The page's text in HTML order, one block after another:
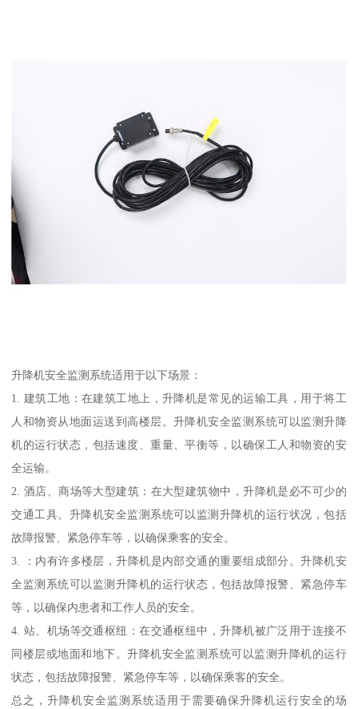
升降机安全监测系统适用于以下场景：
1. 建筑工地：在建筑工地上，升降机是常见的运输工具，用于将工
人和物资从地面运送到高楼层。升降机安全监测系统可以监测升降
机的运行状态，包括速度、重量、平衡等，以确保工人和物资的安
全运输。
2. 酒店、商场等大型建筑：在大型建筑物中，升降机是必不可少的
交通工具。升降机安全监测系统可以监测升降机的运行状况，包括
故障报警、紧急停车等，以确保乘客的安全。
3. ：内有许多楼层，升降机是内部交通的重要组成部分。升降机安
全监测系统可以监测升降机的运行状态，包括故障报警、紧急停车
等，以确保内患者和工作人员的安全。
4. 站、机场等交通枢纽：在交通枢纽中，升降机被广泛用于连接不
同楼层或地面和地下。升降机安全监测系统可以监测升降机的运行
状态，包括故障报警、紧急停车等，以确保乘客的安全。
总之，升降机安全监测系统适用于需要确保升降机运行安全的场